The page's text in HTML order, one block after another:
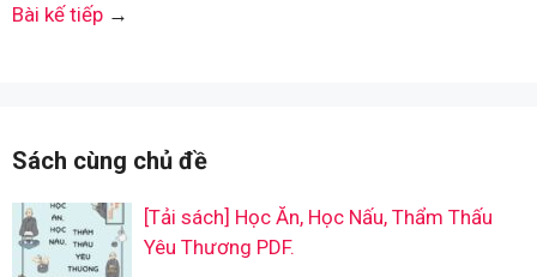
Bài kế tiếp →
Sách cùng chủ đề
[Tải sách] Học Ăn, Học Nấu, Thẩm Thấu
Yêu Thương PDF.